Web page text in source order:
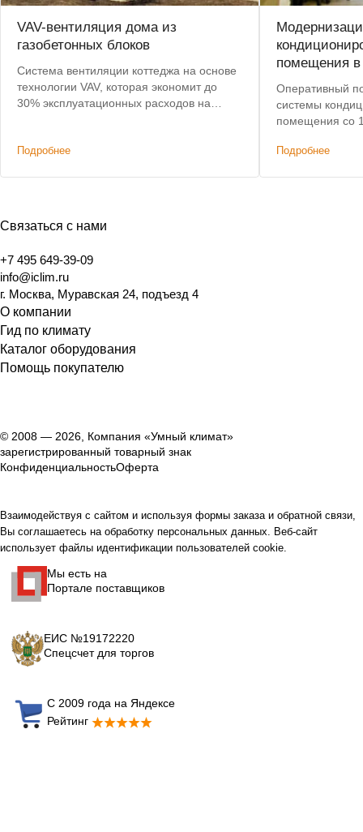
VAV-вентиляция дома из
газобетонных блоков
Система вентиляции коттеджа на основе
технологии VAV, которая экономит до
30% эксплуатационных расходов на
Подробнее
помещения в
Оперативный
системы
помещения со
Подробнее
Связаться с нами
+7 495 649-39-09
info@iclim.ru
г. Москва, Муравская 24, подъезд 4
О компании
Гид по климату
Каталог оборудования
Помощь покупателю
© 2008 — 2026, Компания «Умный климат»
зарегистрированный товарный знак
КонфиденциальностьОферта
Взаимодействуя с сайтом и используя формы заказа и обратной связи,
Вы соглашаетесь на обработку персональных данных. Веб-сайт
использует файлы идентификации пользователей cookie.
Мы есть на
Портале поставщиков
ЕИС №19172220
Спецсчет для торгов
С 2009 года на Яндексе
Рейтинг